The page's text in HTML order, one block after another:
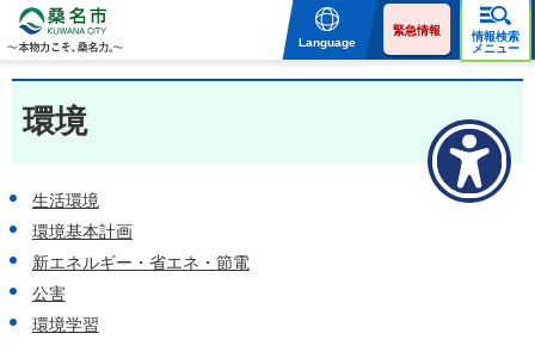
物力こそ、桑名力。
Language
緊急情報
情報検索
メニュー
環境
生活環境
環境基本計画
新エネルギー・省エネ・節電
公害
環境学習